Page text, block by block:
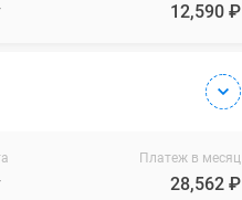
12,590 ₽
Платеж в месяц
28,562 ₽